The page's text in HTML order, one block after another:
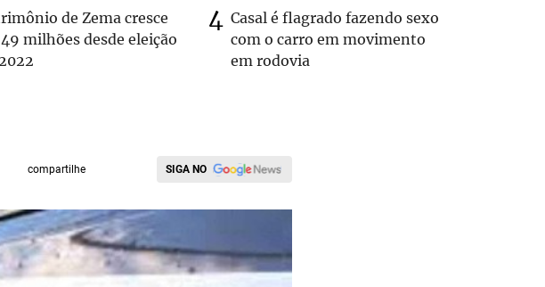
de Zema cresce
milhões desde eleição
Casal é flagrado fazendo sexo
com o carro em movimento
em rodovia
compartilhe SIGA NO